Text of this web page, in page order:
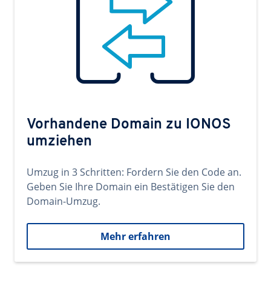
Vorhandene Domain zu IONOS
umziehen
Umzug in 3 Schritten: Fordern Sie den Code an.
Geben Sie Ihre Domain ein Bestätigen Sie den
Domain-Umzug.
Mehr erfahren